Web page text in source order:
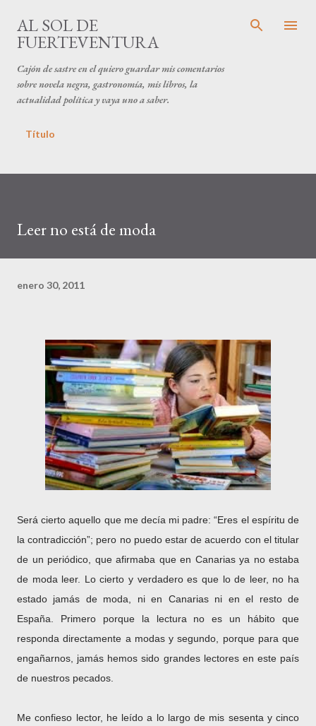
AL SOL DE
FUERTEVENTURA
Cajón de sastre en el quiero guardar mis comentarios
sobre novela negra, gastronomía, mis libros, la
actualidad política y vaya uno a saber.
Título
Leer no está de moda
enero 30, 2011
Será cierto aquello que me decía mi padre: “Eres el espíritu de
la contradicción”; pero no puedo estar de acuerdo con el titular
de un periódico, que afirmaba que en Canarias ya no estaba
de moda leer. Lo cierto y verdadero es que lo de leer, no ha
estado jamás de moda, ni en Canarias ni en el resto de
España. Primero porque la lectura no es un hábito que
responda directamente a modas y segundo, porque para que
engañarnos, jamás hemos sido grandes lectores en este país
de nuestros pecados.
Me confieso lector, he leído a lo largo de mis sesenta y cinco